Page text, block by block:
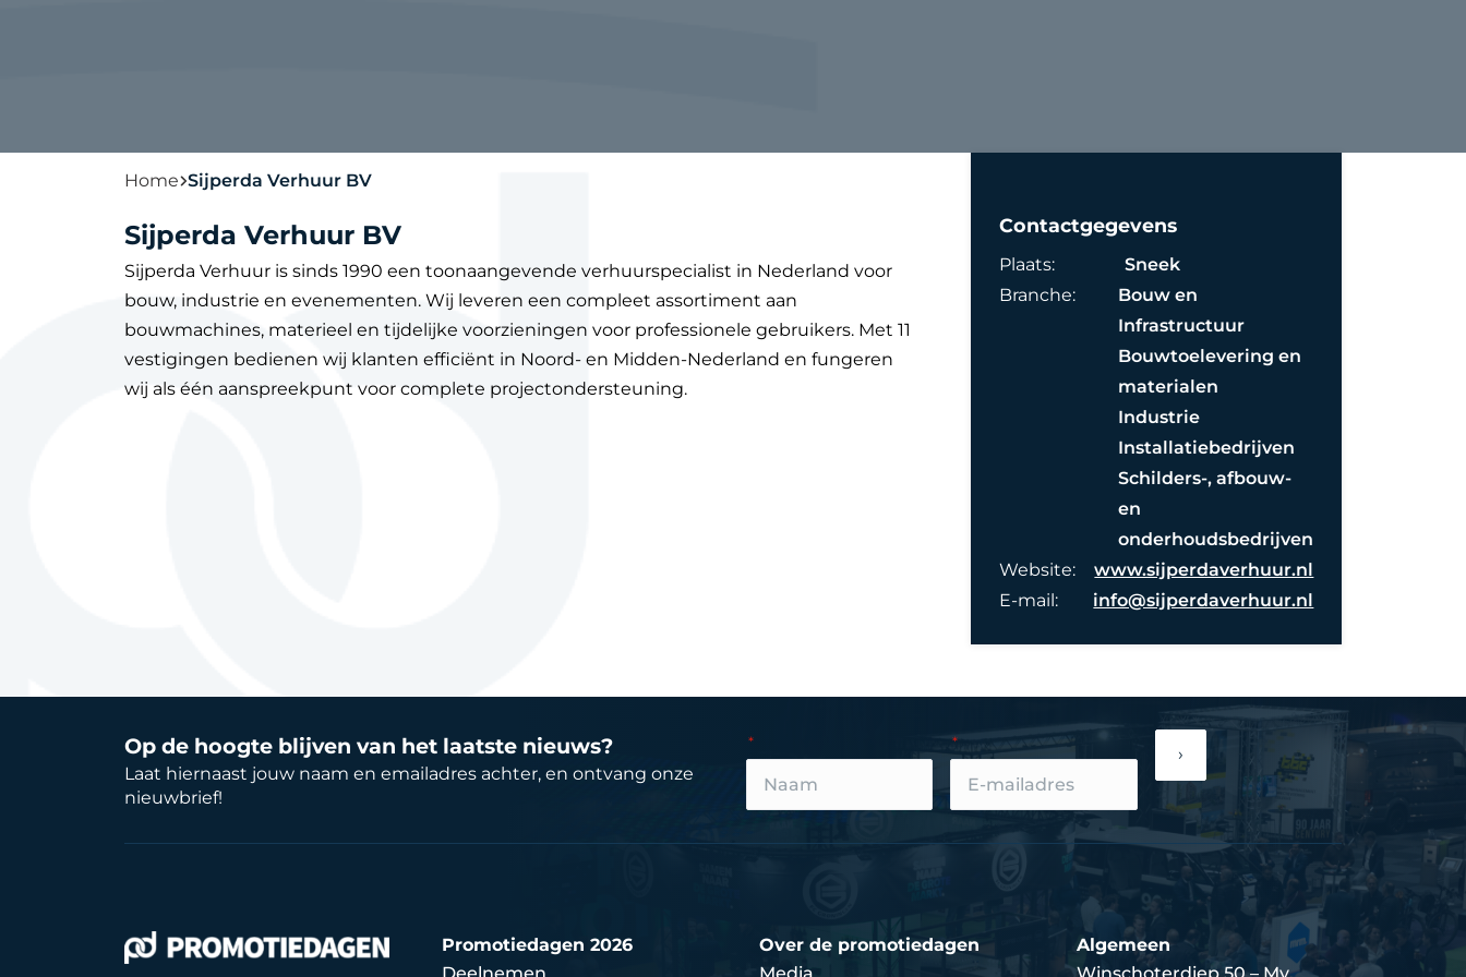
Home Sijperda Verhuur BV
Sijperda Verhuur BV
Sijperda Verhuur is sinds 1990 een toonaangevende verhuurspecialist in Nederland voor
bouw, industrie en evenementen. Wij leveren een compleet assortiment aan
bouwmachines, materieel en tijdelijke voorzieningen voor professionele gebruikers. Met 11
vestigingen bedienen wij klanten efficiënt in Noord- en Midden-Nederland en fungeren
wij als één aanspreekpunt voor complete projectondersteuning.
Contactgegevens
Plaats:
Sneek
Branche:
Bouw en
Infrastructuur
Bouwtoelevering en
materialen
Industrie
Installatiebedrijven
Schilders-, afbouw-
en
onderhoudsbedrijven
Website:
www.sijperdaverhuur.nl
E-mail:
info@sijperdaverhuur.nl
Op de hoogte blijven van het laatste nieuws?
Laat hiernaast jouw naam en emailadres achter, en ontvang onze
nieuwbrief!
›
Promotiedagen 2026
Over de promotiedagen
Algemeen